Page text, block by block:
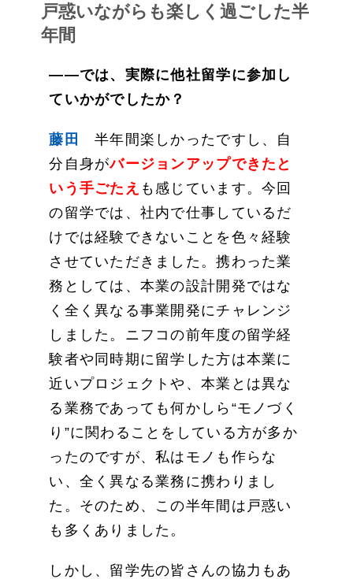
戸惑いながらも楽しく過ごした半
年間
――では、実際に他社留学に参加し
ていかがでしたか？
藤田
半年間楽しかったですし、自
分自身がバージョンアップできたと
いう手ごたえ も感じています。今回
の留学では、社内で仕事しているだ
けでは経験できないことを色々経験
させていただきました。携わった業
務としては、本業の設計開発ではな
く全く異なる事業開発にチャレンジ
しました。ニフコの前年度の留学経
験者や同時期に留学した方は本業に
近いプロジェクトや、本業とは異な
る業務であっても何かしら“モノづく
り”に関わることをしている方が多か
ったのですが、私はモノも作らな
い、全く異なる業務に携わりまし
た。そのため、この半年間は戸惑い
も多くありました。
しかし、留学先の皆さんの協力もあ